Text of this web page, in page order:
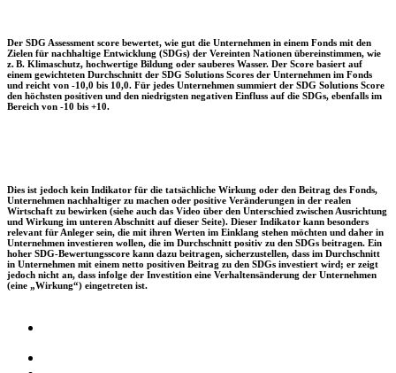
Der SDG Assessment score bewertet, wie gut die Unternehmen in einem Fonds mit den
Zielen für nachhaltige Entwicklung (SDGs) der Vereinten Nationen übereinstimmen, wie
z. B. Klimaschutz, hochwertige Bildung oder sauberes Wasser. Der Score basiert auf
einem gewichteten Durchschnitt der SDG Solutions Scores der Unternehmen im Fonds
und reicht von -10,0 bis 10,0. Für jedes Unternehmen summiert der SDG Solutions Score
den höchsten positiven und den niedrigsten negativen Einfluss auf die SDGs, ebenfalls im
Bereich von -10 bis +10.
Dies ist jedoch kein Indikator für die tatsächliche Wirkung oder den Beitrag des Fonds,
Unternehmen nachhaltiger zu machen oder positive Veränderungen in der realen
Wirtschaft zu bewirken (siehe auch das Video über den Unterschied zwischen Ausrichtung
und Wirkung im unteren Abschnitt auf dieser Seite). Dieser Indikator kann besonders
relevant für Anleger sein, die mit ihren Werten im Einklang stehen möchten und daher in
Unternehmen investieren wollen, die im Durchschnitt positiv zu den SDGs beitragen. Ein
hoher SDG-Bewertungsscore kann dazu beitragen, sicherzustellen, dass im Durchschnitt
in Unternehmen mit einem netto positiven Beitrag zu den SDGs investiert wird; er zeigt
jedoch nicht an, dass infolge der Investition eine Verhaltensänderung der Unternehmen
(eine „Wirkung“) eingetreten ist.